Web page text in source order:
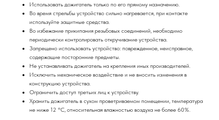
Использовать дожигатель только по его прямому назначению.
Во время стрельбы устройство сильно нагревается, при контакте
используйте защитные средства.
Во избежание прикипания резьбовых соединений, необходимо
периодически контролировать откручивание устройства.
Запрещено использовать устройство: поврежденное, неисправное,
содержащие посторонние предметы.
Не устанавливать дожигатель на крепления иных производителей.
Исключить механическое воздействие и не вносить изменения в
конструкцию устройства.
Ограничить доступ третьих лиц к устройству.
Хранить дожигатель в сухом проветриваемом помещении, температура
не ниже 12 °С, относительная влажностью воздуха не более 60%.